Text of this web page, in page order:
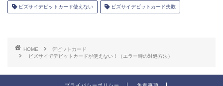
ビズサイデビットカード使えない ビズサイデビットカード失敗
HOME
デビットカード
ビズサイでデビットカードが使えない！（エラー時の対処方法）